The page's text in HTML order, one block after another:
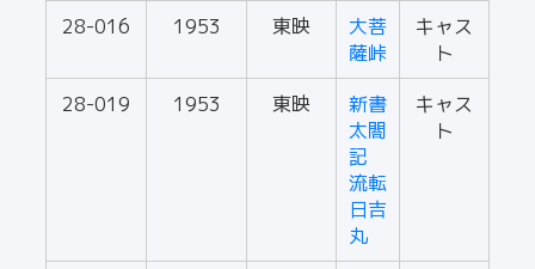
28-016 1953 東映
大菩
薩峠
キャス
ト
28-019
1953 東映
新書
太閤
記
流転
日吉
丸
キャス
ト